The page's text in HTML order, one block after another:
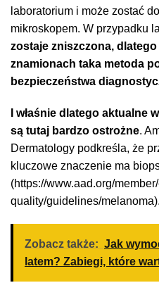
laboratorium i może zostać
mikroskopem. W przypadku
zostaje zniszczona,
znamionach taka metoda
bezpieczeństwa
I właśnie dlatego aktualne
są tutaj bardzo ostrożne.
Dermatology podkreśla, że
kluczowe znaczenie ma
(https://www.aad.org/
quality/guidelines/melanoma).
Zobacz także: Jak
latem? Zabiegi, które